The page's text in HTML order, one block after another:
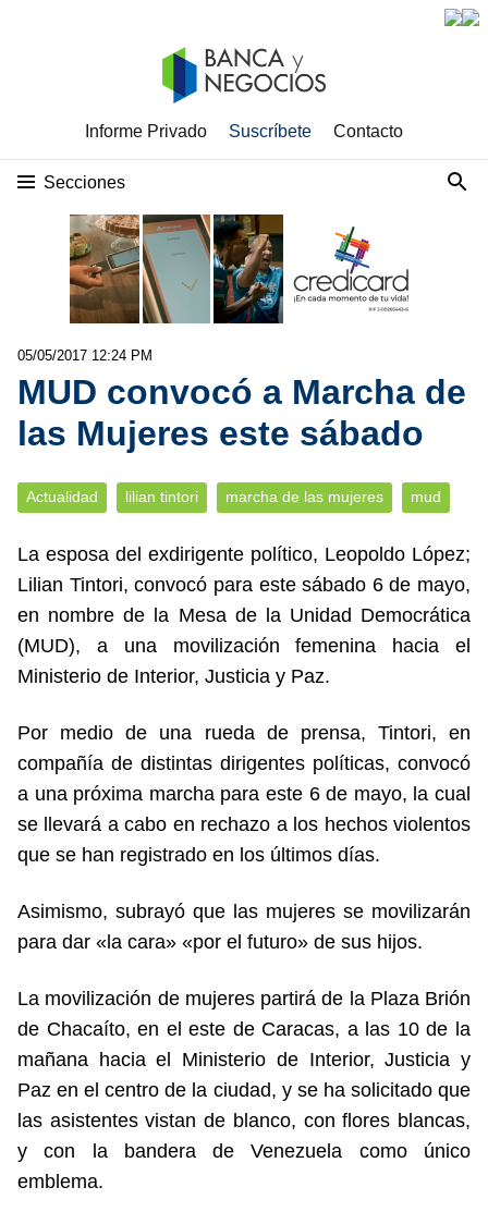
Informe Privado Suscríbete Contacto
Secciones
05/05/2017 12:24 PM
MUD convocó a Marcha de
las Mujeres este sábado
Actualidad lilian tintori marcha de las mujeres mud
La esposa del exdirigente político, Leopoldo López;
Lilian Tintori, convocó para este sábado 6 de mayo,
en nombre de la Mesa de la Unidad Democrática
(MUD), a una movilización femenina hacia el
Ministerio de Interior, Justicia y Paz.
Por medio de una rueda de prensa, Tintori, en
compañía de distintas dirigentes políticas, convocó
a una próxima marcha para este 6 de mayo, la cual
se llevará a cabo en rechazo a los hechos violentos
que se han registrado en los últimos días.
Asimismo, subrayó que las mujeres se movilizarán
para dar «la cara» «por el futuro» de sus hijos.
La movilización de mujeres partirá de la Plaza Brión
de Chacaíto, en el este de Caracas, a las 10 de la
mañana hacia el Ministerio de Interior, Justicia y
Paz en el centro de la ciudad, y se ha solicitado que
las asistentes vistan de blanco, con flores blancas,
y con la bandera de Venezuela como único
emblema.